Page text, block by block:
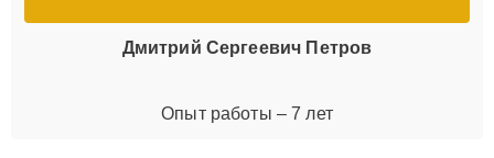
Дмитрий Сергеевич Петров
Опыт работы – 7 лет